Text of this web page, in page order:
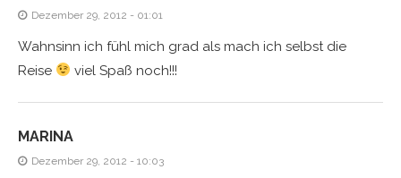
Dezember 29, 2012 - 01:01
Wahnsinn ich fühl mich grad als mach ich selbst die
Reise
viel Spaß noch!!!
MARINA
Dezember 29, 2012 - 10:03